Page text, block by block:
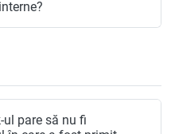
ul pare să nu fi